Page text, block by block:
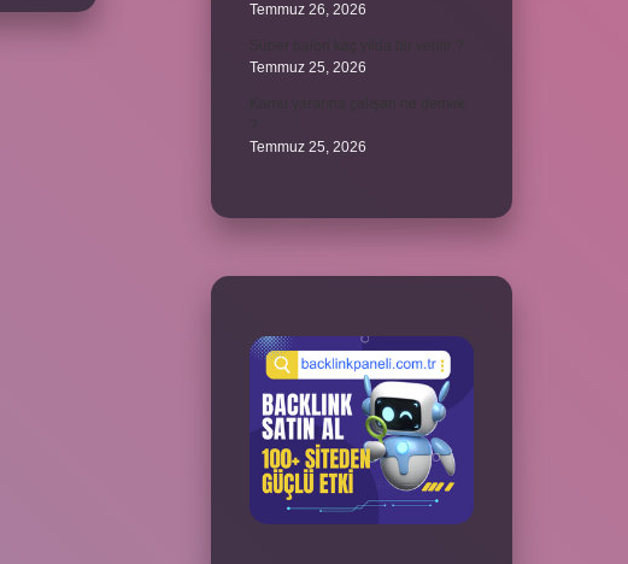
Temmuz 26, 2026
Temmuz 25, 2026
Temmuz 25, 2026